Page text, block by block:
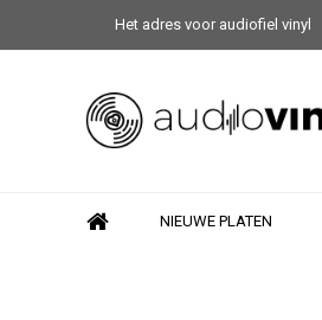
Het adres voor audiofiel vinyl
NIEUWE PLATEN